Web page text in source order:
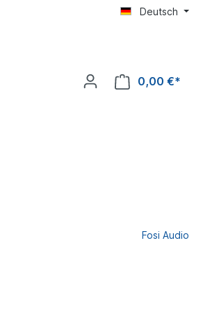
Deutsch
0,00 €*
Fosi Audio